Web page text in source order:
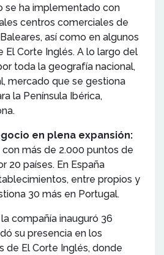
se ha implementado con
centros comerciales de
así como en algunos
El Corte Inglés. A lo largo del
toda la geografía nacional,
mercado que se gestiona
la Península Ibérica,
en plena expansión:
con más de 2.000 puntos de
20 países. En España
entre propios y
30 más en Portugal.
compañía inauguró 36
su presencia en los
de El Corte Inglés, donde